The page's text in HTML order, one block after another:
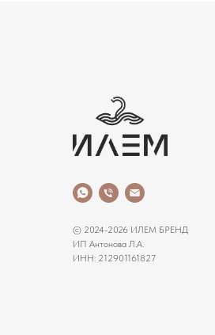
© 2024-2026 ИЛЕМ БРЕНД
ИП Антонова Л.А.
ИНН: 212901161827